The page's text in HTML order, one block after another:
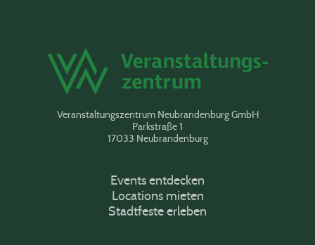
Veranstaltungszentrum Neubrandenburg GmbH
Parkstraße 1
17033 Neubrandenburg
Events entdecken
Locations mieten
Stadtfeste erleben